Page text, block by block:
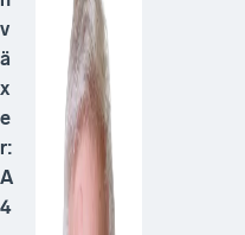
v
ä
x
e
r:
A
4